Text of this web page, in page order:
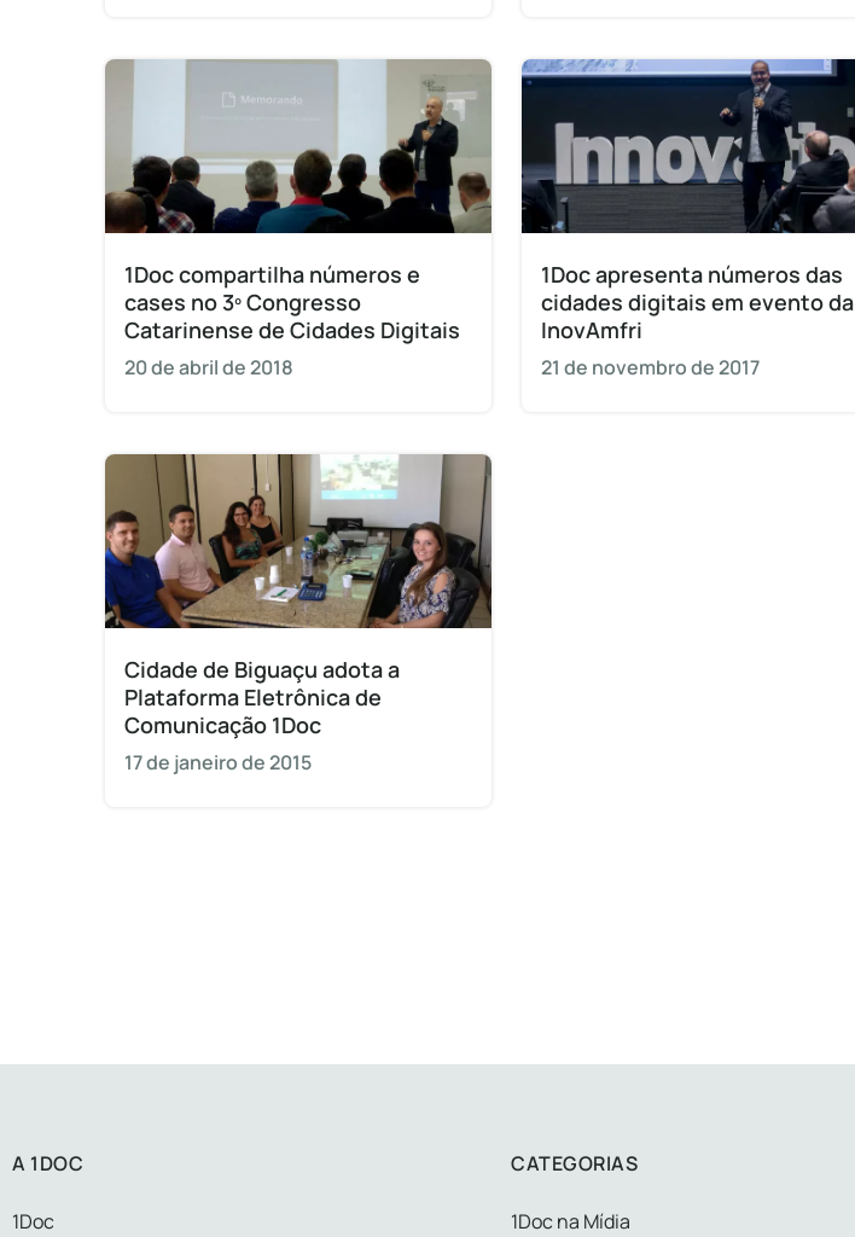
1Doc compartilha números e
cases no 3º Congresso
Catarinense de Cidades Digitais
20 de abril de 2018
1Doc apresenta números das
cidades digitais em evento da
InovAmfri
21 de novembro de 2017
Cidade de Biguaçu adota a
Plataforma Eletrônica de
Comunicação 1Doc
17 de janeiro de 2015
A 1DOC
1Doc
CATEGORIAS
1Doc na Mídia